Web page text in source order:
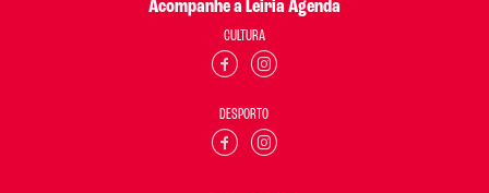
Acompanhe a Leiria Agenda
CULTURA
DESPORTO